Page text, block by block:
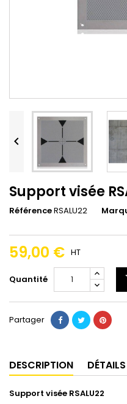

Support visée
RéférenceRSALU22
59,00 € HT
Quantité
Partager
DESCRIPTION
Support visée RSALU22